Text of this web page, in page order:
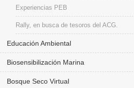
Experiencias PEB
Rally, en busca de tesoros del ACG.
Educación Ambiental
Biosensibilización Marina
Bosque Seco Virtual